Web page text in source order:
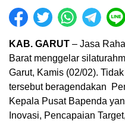
KAB. GARUT – Jasa
Barat menggelar
Garut, Kamis (02/02).
tersebut beragendakan
Kepala Pusat Bapenda
Inovasi, Pencapaian